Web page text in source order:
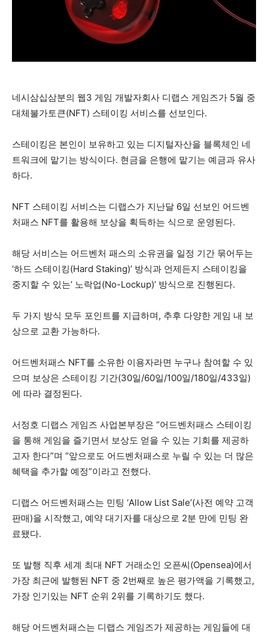
네시삼십삼분의 웹3 게임 개발자회사 디랩스 게임즈가 5월 중
대체불가토큰(NFT) 스테이킹 서비스를 선보인다.
스테이킹은 본인이 보유하고 있는 디지털자산을 블록체인 네
트워크에 맡기는 방식이다. 현금을 은행에 맡기는 예금과 유사
하다.
NFT 스테이킹 서비스는 디랩스가 지난달 6일 선보인 어드벤
처패스 NFT를 활용해 보상을 획득하는 식으로 운영된다.
해당 서비스는 어드벤처 패스의 소유권을 일정 기간 묶어두는
‘하드 스테이킹(Hard Staking)’ 방식과 언제든지 스테이킹을
중지할 수 있는’ 노락업(No-Lockup)’ 방식으로 진행된다.
두 가지 방식 모두 포인트를 지급하며, 추후 다양한 게임 내 보
상으로 교환 가능하다.
어드벤처패스 NFT를 소유한 이용자라면 누구나 참여할 수 있
으며 보상은 스테이킹 기간(30일/60일/100일/180일/433일)
에 따라 결정된다.
서정호 디랩스 게임즈 사업본부장은 “어드벤처패스 스테이킹
을 통해 게임을 즐기면서 보상도 얻을 수 있는 기회를 제공하
고자 한다”며 “앞으로도 어드벤처패스로 누릴 수 있는 더 많은
혜택을 추가할 예정”이라고 전했다.
디랩스 어드벤처패스는 민팅 ‘Allow List Sale’(사전 예약 고객
판매)을 시작했고, 예약 대기자를 대상으로 2분 만에 민팅 완
료됐다.
또 발행 직후 세계 최대 NFT 거래소인 오픈씨(Opensea)에서
가장 최근에 발행된 NFT 중 2번째로 높은 평가액을 기록했고,
가장 인기있는 NFT 순위 2위를 기록하기도 했다.
해당 어드벤처패스는 디랩스 게임즈가 제공하는 게임들에 대